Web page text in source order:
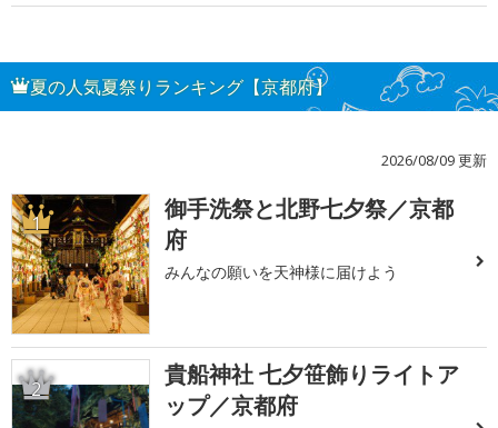
夏の人気夏祭りランキング【京都府】
2026/08/09 更新
1
御手洗祭と北野七夕祭／京都
府
みんなの願いを天神様に届けよう
2
貴船神社 七夕笹飾りライトア
ップ／京都府